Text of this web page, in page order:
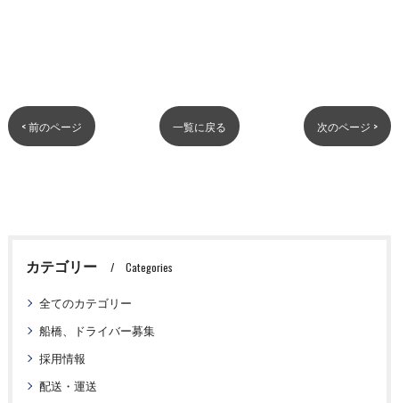
< 前のページ 一覧に戻る 次のページ >
カテゴリー Categories
全てのカテゴリー
船橋、ドライバー募集
採用情報
配送・運送